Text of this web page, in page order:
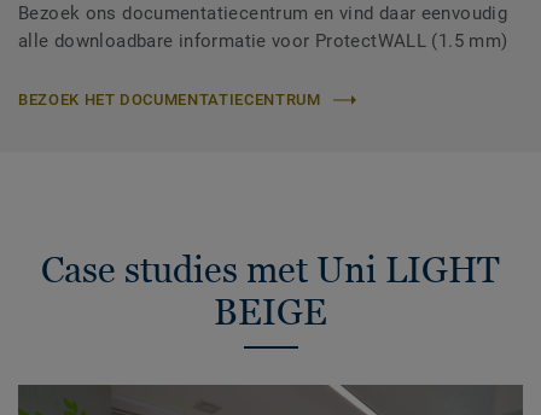
Bezoek ons documentatiecentrum en vind daar eenvoudig
alle downloadbare informatie voor ProtectWALL (1.5 mm)
BEZOEK HET DOCUMENTATIECENTRUM
Case studies met Uni LIGHT
BEIGE